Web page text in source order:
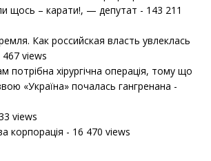
щось – карати!, — депутат - 143 211
Как российская власть увлеклась
467 views
потрібна хірургічна операція, тому що
«Україна» почалась гангренана -
views
корпорація - 16 470 views